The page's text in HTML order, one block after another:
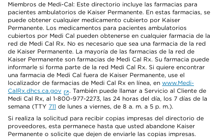
Miembros de Medi-Cal: Este directorio incluye las farmacias para
pacientes ambulatorios de Kaiser Permanente. En estas farmacias, se
puede obtener cualquier medicamento cubierto por Kaiser
Permanente. Los medicamentos para pacientes ambulatorios
cubiertos por Medi Cal pueden obtenerse en cualquier farmacia de la
red de Medi Cal Rx. No es necesario que sea una farmacia de la red
de Kaiser Permanente. La mayoría de las farmacias de la red de
Kaiser Permanente son farmacias de Medi Cal Rx. Su farmacia puede
informarle si forma parte de la red Medi Cal Rx. Si quiere encontrar
una farmacia de Medi Cal fuera de Kaiser Permanente, use el
localizador de farmacias de Medi Cal Rx en línea, en www.Medi-
CalRx.dhcs.ca.gov
. También puede llamar a Servicio al Cliente de
Medi Cal Rx, al 1-800-977-2273, las 24 horas del día, los 7 días de la
semana (TTY 711 de lunes a viernes, de 8 a. m. a 5 p. m.).
Si realiza la solicitud para recibir copias impresas del directorio de
proveedores, esta permanece hasta que usted abandone Kaiser
Permanente o solicite que dejen de enviarle las copias impresas.